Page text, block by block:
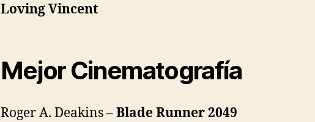
Loving Vincent
Mejor Cinematografía
Roger A. Deakins –Blade Runner 2049